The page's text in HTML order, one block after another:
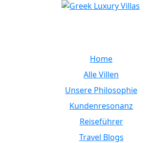
Home
Alle Villen
Unsere Philosophie
Kundenresonanz
Reiseführer
Travel Blogs